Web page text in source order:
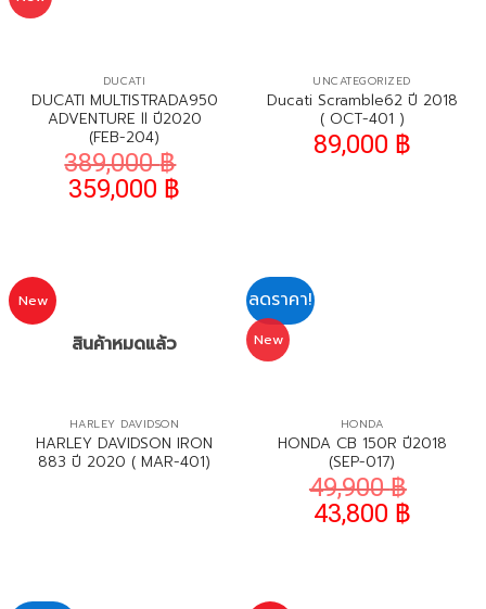
DUCATI
DUCATI MULTISTRADA950
ADVENTURE ll ปี2020
(FEB-204)
389,000฿
359,000 ฿
UNCATEGORIZED
Ducati Scramble62 ปี 2018
( OCT-401 )
89,000 ฿
New
สินค้าหมดแล้ว
HARLEY DAVIDSON
HARLEY DAVIDSON IRON
883 ปี 2020 ( MAR-401)
ลดราคา!
New
HONDA
HONDA CB 150R ปี2018
(SEP-017)
49,900฿
43,800 ฿